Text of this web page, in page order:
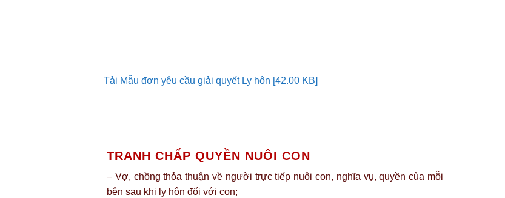
Tải Mẫu đơn yêu cầu giải quyết Ly hôn [42.00 KB]
TRANH CHẤP QUYỀN NUÔI CON
– Vợ, chồng thỏa thuận về người trực tiếp nuôi con, nghĩa vụ, quyền của mỗi
bên sau khi ly hôn đối với con;